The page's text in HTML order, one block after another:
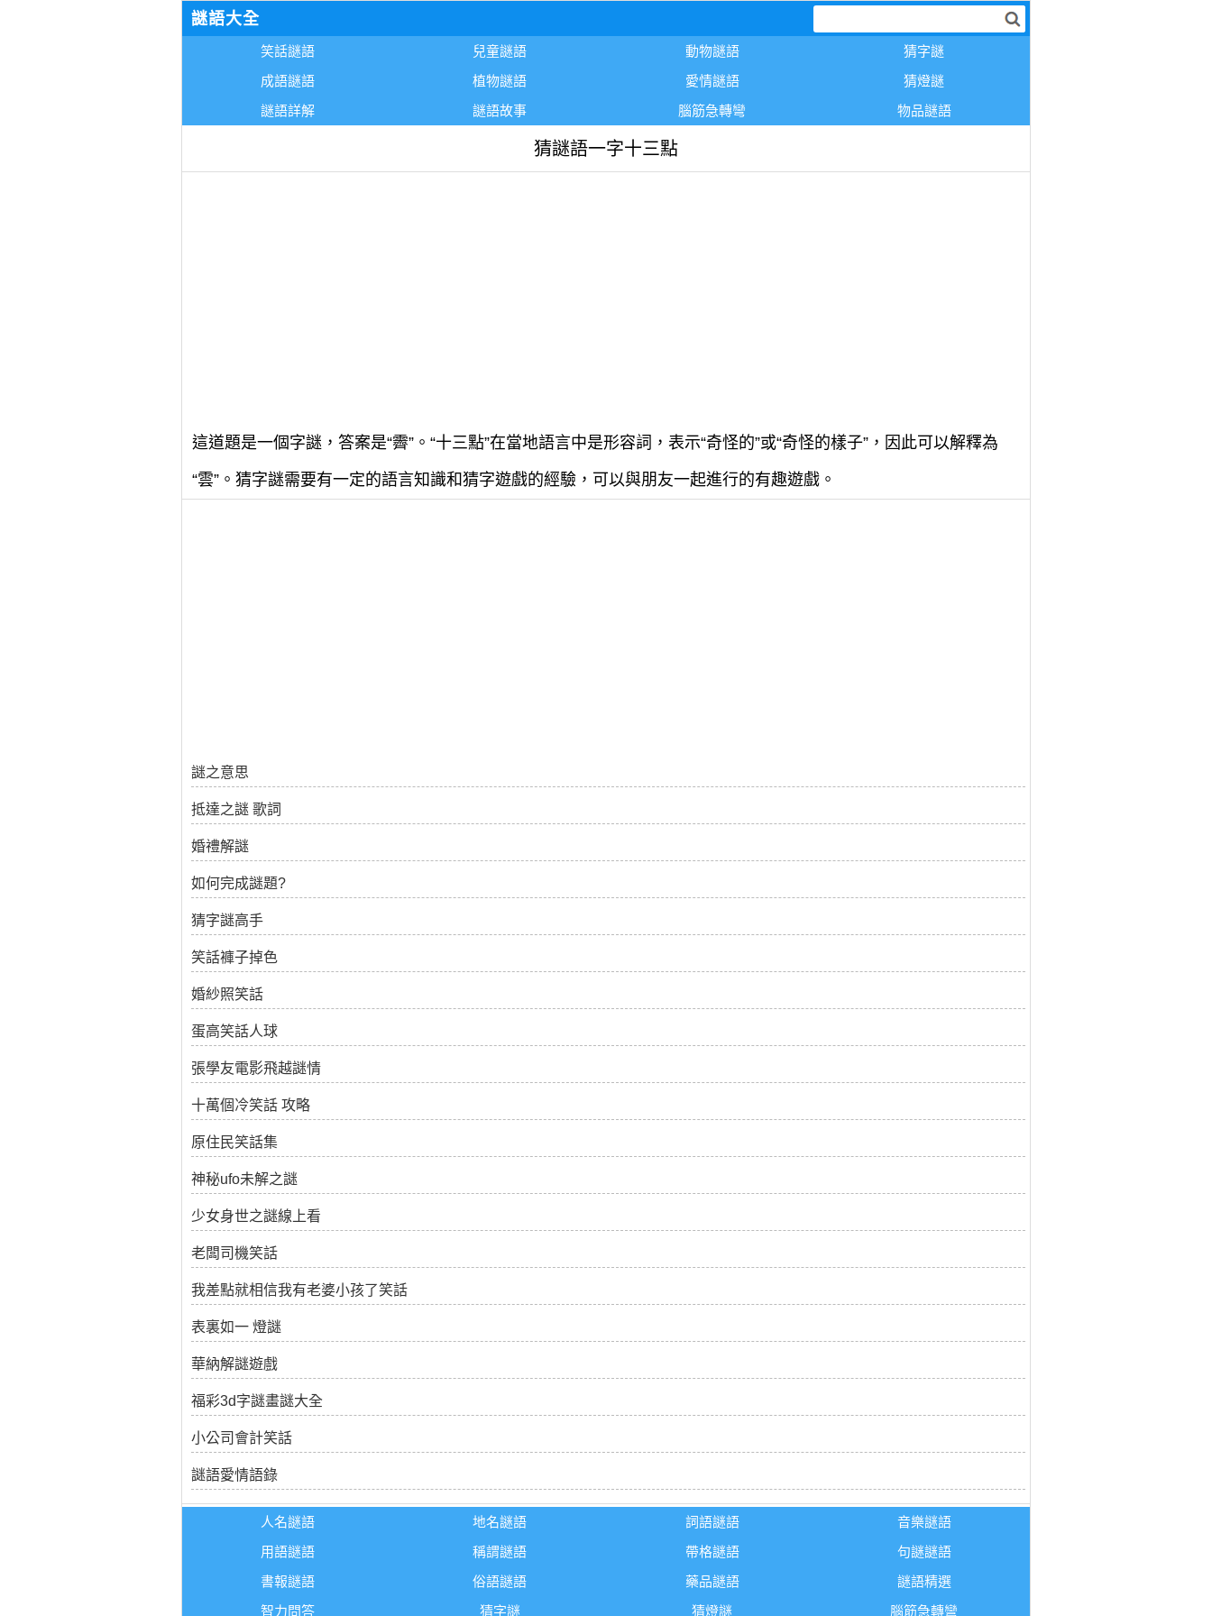
謎語大全
笑話謎語 兒童謎語 動物謎語
猜字謎
成語謎語
植物謎語 愛情謎語
猜燈謎
謎語詳解
謎語故事 腦筋急轉彎 物品謎語
猜謎語一字十三點
這道題是一個字謎，答案是“霽”。“十三點”在當地語言中是形容詞，表示“奇怪的”或“奇怪的樣子”，因此可以解釋為
“雲”。猜字謎需要有一定的語言知識和猜字遊戲的經驗，可以與朋友一起進行的有趣遊戲。
謎之意思
抵達之謎 歌詞
婚禮解謎
如何完成謎題?
猜字謎高手
笑話褲子掉色
婚紗照笑話
蛋高笑話人球
張學友電影飛越謎情
十萬個冷笑話 攻略
原住民笑話集
神秘ufo未解之謎
少女身世之謎線上看
老闆司機笑話
我差點就相信我有老婆小孩了笑話
表裏如一 燈謎
華納解謎遊戲
福彩3d字謎畫謎大全
小公司會計笑話
謎語愛情語錄
人名謎語 地名謎語 詞語謎語
音樂謎語
用語謎語
稱謂謎語 帶格謎語
句謎謎語
書報謎語
俗語謎語 藥品謎語
謎語精選
智力問答
猜字謎 猜燈謎 腦筋急轉彎